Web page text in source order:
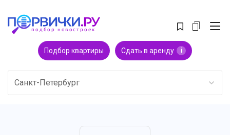
Подбор квартиры Сдать в аренду i
Санкт-Петербург